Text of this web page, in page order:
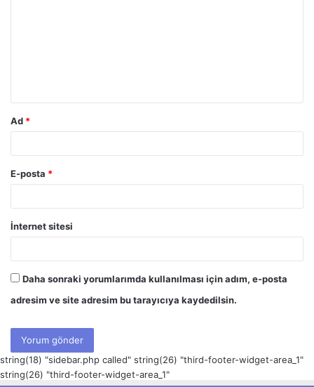
Ad *
E-posta *
İnternet sitesi
Daha sonraki yorumlarımda kullanılması için adım, e-posta
adresim ve site adresim bu tarayıcıya kaydedilsin.
string(18) "sidebar.php called" string(26) "third-footer-widget-area_1"
string(26) "third-footer-widget-area_1"